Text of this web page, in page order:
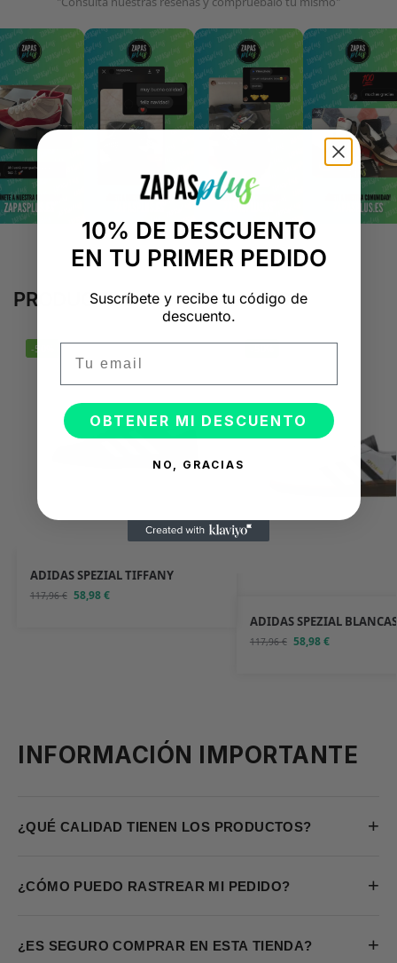
PRODUCTOS RELACIONADOS
-50%
ADIDAS SPEZIAL TIFFANY
117,96€ 58,98€
ADIDAS SPEZIAL BLANCAS
117,96€ 58,98€
INFORMACIÓN IMPORTANTE
¿QUÉ CALIDAD TIENEN LOS PRODUCTOS? +
¿CÓMO PUEDO RASTREAR MI PEDIDO? +
¿ES SEGURO COMPRAR EN ESTA TIENDA? +
10% DE DESCUENTO
EN TU PRIMER PEDIDO
Suscríbete y recibe tu código de
descuento.
OBTENER MI DESCUENTO
NO, GRACIAS